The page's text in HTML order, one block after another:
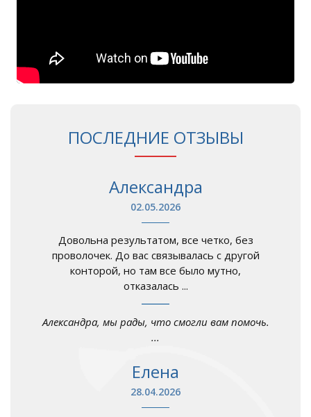
ПОСЛЕДНИЕ ОТЗЫВЫ
Александра
02.05.2026
Довольна результатом, все четко, без
проволочек. До вас связывалась с другой
конторой, но там все было мутно,
отказалась ...
Александра, мы рады, что смогли вам помочь.
...
Елена
28.04.2026